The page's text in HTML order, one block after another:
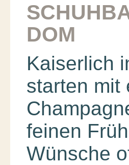
DOM
Kaiserlich
starten mit
feinen
Wünsche